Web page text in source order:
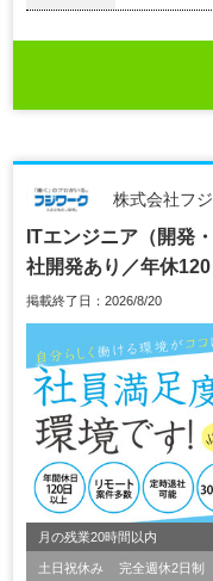
株式会社フ
ITエンジニア（開発
社開発あり／年休
掲載終了日：2026/8/20
月の残業20時間以内
土日祝休み 完全週休2日制